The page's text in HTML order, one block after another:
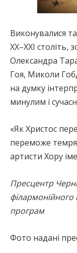
Виконувалися
XX–XXI
Олександра
Гоя, Миколи
на думку
минулим і
«Як Христос
переможе
артисти Хору
Пресцентр
філармонійного
програм
Фото надані